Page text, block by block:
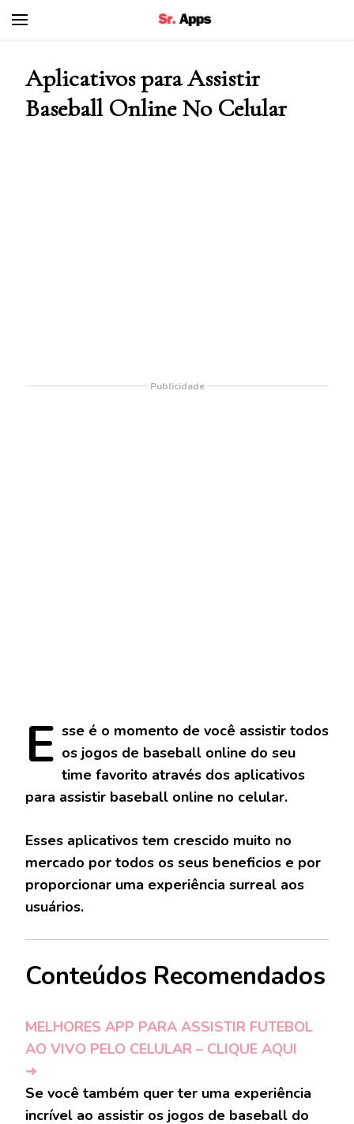
Aplicativos para Assistir
Baseball Online No Celular
Publicidade
E sse é o momento de você assistir todos
os jogos de baseball online do seu
time favorito através dos aplicativos
para assistir baseball online no celular.
Esses aplicativos tem crescido muito no
mercado por todos os seus beneficios e por
proporcionar uma experiência surreal aos
usuários.
Conteúdos Recomendados
MELHORES APP PARA ASSISTIR FUTEBOL
AO VIVO PELO CELULAR – CLIQUE AQUI
➜
Se você também quer ter uma experiência
incrível ao assistir os jogos de baseball do